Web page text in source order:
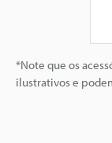
*Note que os
ilustrativos e